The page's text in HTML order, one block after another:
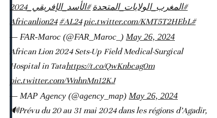
#المغرب_الولايات_المتحدة #الأسد_الإفريقي_2024
#Africanlion24
#AL24 pic.twitter.com/KMT5T2HEbL
— FAR-Maroc (@FAR_Maroc_) May 26, 2024
African Lion 2024 Sets-Up Field Medical-Surgical
Hospital in Tatahttps://t.co/QwKnbcag0m
pic.twitter.com/WnhnMn12KJ
— MAP Agency (@agency_map) May 26, 2024
🔊Prévu du 20 au 31 mai 2024 dans les régions d’Agadir,